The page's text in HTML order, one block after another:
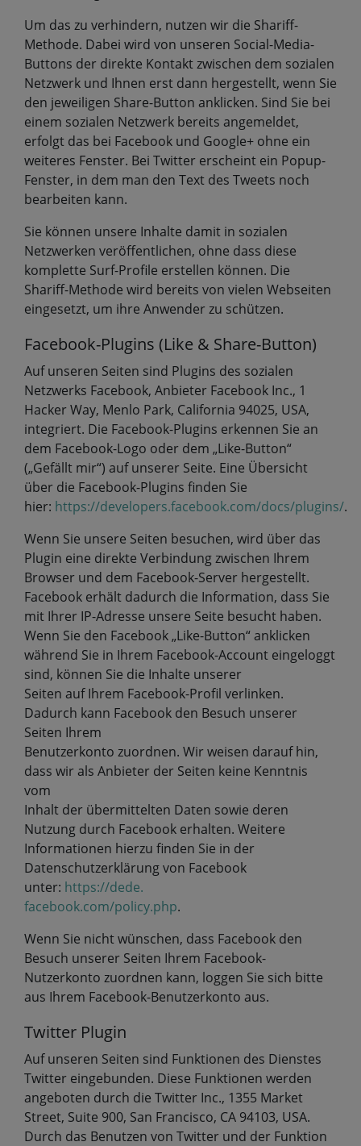
Um das zu verhindern, nutzen wir die Shariff-
Methode. Dabei wird von unseren Social-Media-
Buttons der direkte Kontakt zwischen dem sozialen
Netzwerk und Ihnen erst dann hergestellt, wenn Sie
den jeweiligen Share-Button anklicken. Sind Sie bei
einem sozialen Netzwerk bereits angemeldet,
erfolgt das bei Facebook und Google+ ohne ein
weiteres Fenster. Bei Twitter erscheint ein Popup-
Fenster, in dem man den Text des Tweets noch
bearbeiten kann.
Sie können unsere Inhalte damit in sozialen
Netzwerken veröffentlichen, ohne dass diese
komplette Surf-Profile erstellen können. Die
Shariff-Methode wird bereits von vielen Webseiten
eingesetzt, um ihre Anwender zu schützen.
Facebook-Plugins (Like & Share-Button)
Auf unseren Seiten sind Plugins des sozialen
Netzwerks Facebook, Anbieter Facebook Inc., 1
Hacker Way, Menlo Park, California 94025, USA,
integriert. Die Facebook-Plugins erkennen Sie an
dem Facebook-Logo oder dem „Like-Button“
(„Gefällt mir“) auf unserer Seite. Eine Übersicht
über die Facebook-Plugins finden Sie
hier: https://developers.facebook.com/docs/plugins/.
Wenn Sie unsere Seiten besuchen, wird über das
Plugin eine direkte Verbindung zwischen Ihrem
Browser und dem Facebook-Server hergestellt.
Facebook erhält dadurch die Information, dass Sie
mit Ihrer IP-Adresse unsere Seite besucht haben.
Wenn Sie den Facebook „Like-Button“ anklicken
während Sie in Ihrem Facebook-Account eingeloggt
sind, können Sie die Inhalte unserer
Seiten auf Ihrem Facebook-Profil verlinken.
Dadurch kann Facebook den Besuch unserer
Seiten Ihrem
Benutzerkonto zuordnen. Wir weisen darauf hin,
dass wir als Anbieter der Seiten keine Kenntnis
vom
Inhalt der übermittelten Daten sowie deren
Nutzung durch Facebook erhalten. Weitere
Informationen hierzu finden Sie in der
Datenschutzerklärung von Facebook
unter: https://dede.
facebook.com/policy.php.
Wenn Sie nicht wünschen, dass Facebook den
Besuch unserer Seiten Ihrem Facebook-
Nutzerkonto zuordnen kann, loggen Sie sich bitte
aus Ihrem Facebook-Benutzerkonto aus.
Twitter Plugin
Auf unseren Seiten sind Funktionen des Dienstes
Twitter eingebunden. Diese Funktionen werden
angeboten durch die Twitter Inc., 1355 Market
Street, Suite 900, San Francisco, CA 94103, USA.
Durch das Benutzen von Twitter und der Funktion